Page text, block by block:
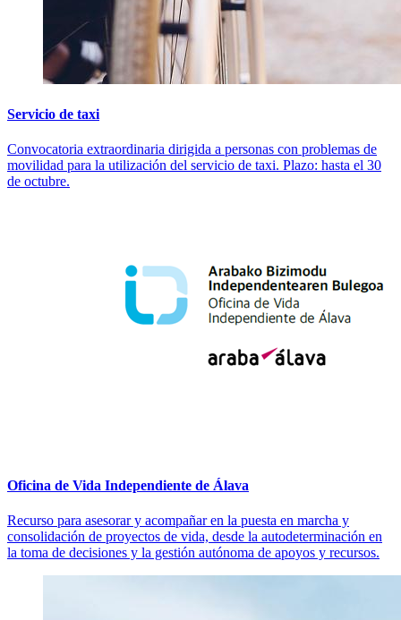
Servicio de taxi
Convocatoria extraordinaria dirigida a personas con problemas de
movilidad para la utilización del servicio de taxi. Plazo: hasta el 30
de octubre.
Oficina de Vida Independiente de Álava
Recurso para asesorar y acompañar en la puesta en marcha y
consolidación de proyectos de vida, desde la autodeterminación en
la toma de decisiones y la gestión autónoma de apoyos y recursos.